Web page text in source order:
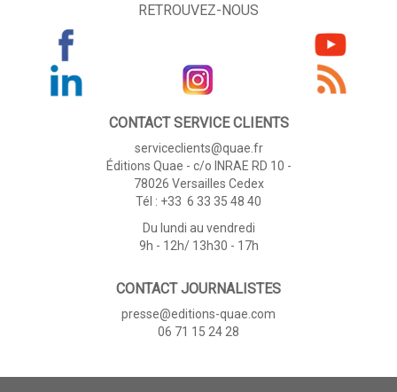
RETROUVEZ-NOUS
CONTACT SERVICE CLIENTS
serviceclients@quae.fr
Éditions Quae - c/o INRAE RD 10 -
78026 Versailles Cedex
Tél : +33 6 33 35 48 40
Du lundi au vendredi
9h - 12h/ 13h30 - 17h
CONTACT JOURNALISTES
presse@editions-quae.com
06 71 15 24 28